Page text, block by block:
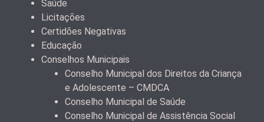
Saúde
Licitações
Certidões Negativas
Educação
Conselhos Municipais
Conselho Municipal dos Direitos da Criança
e Adolescente – CMDCA
Conselho Municipal de Saúde
Conselho Municipal de Assistência Social